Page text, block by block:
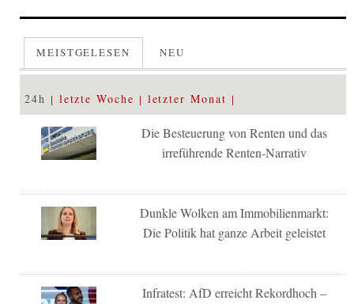
MEISTGELESEN NEU
24h letzte Woche letzter Monat
Die Besteuerung von Renten und das
irreführende Renten-Narrativ
Dunkle Wolken am Immobilienmarkt:
Die Politik hat ganze Arbeit geleistet
Infratest: AfD erreicht Rekordhoch –